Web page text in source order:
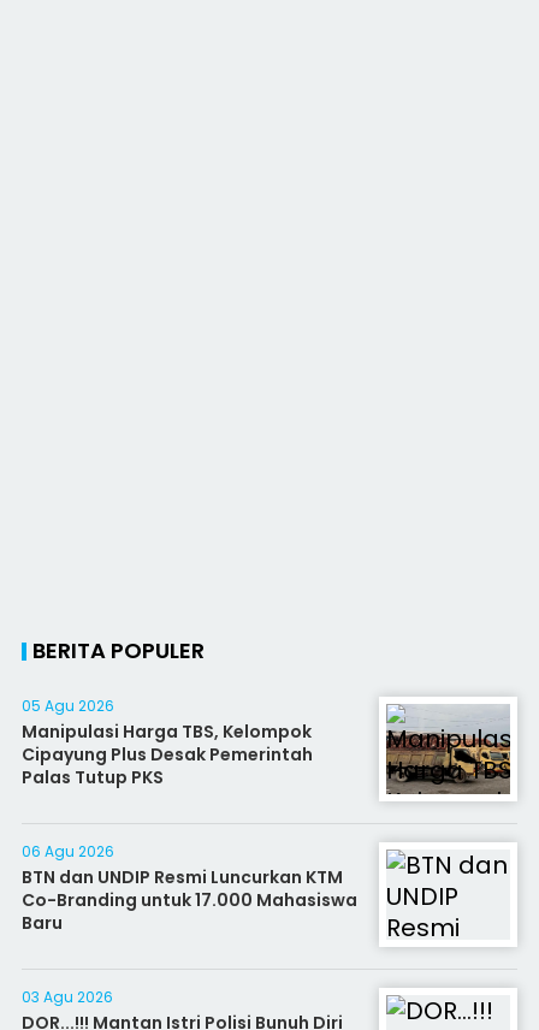
BERITA POPULER
05 Agu 2026
Manipulasi Harga TBS, Kelompok
Cipayung Plus Desak Pemerintah
Palas Tutup PKS
06 Agu 2026
BTN dan UNDIP Resmi Luncurkan KTM
Co-Branding untuk 17.000 Mahasiswa
Baru
03 Agu 2026
DOR...!!! Mantan Istri Polisi Bunuh Diri